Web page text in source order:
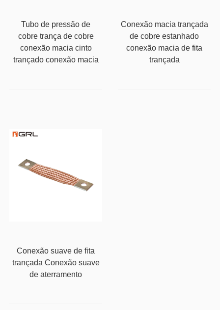
Tubo de pressão de
cobre trança de cobre
conexão macia cinto
trançado conexão macia
Conexão macia trançada
de cobre estanhado
conexão macia de fita
trançada
Conexão suave de fita
trançada Conexão suave
de aterramento